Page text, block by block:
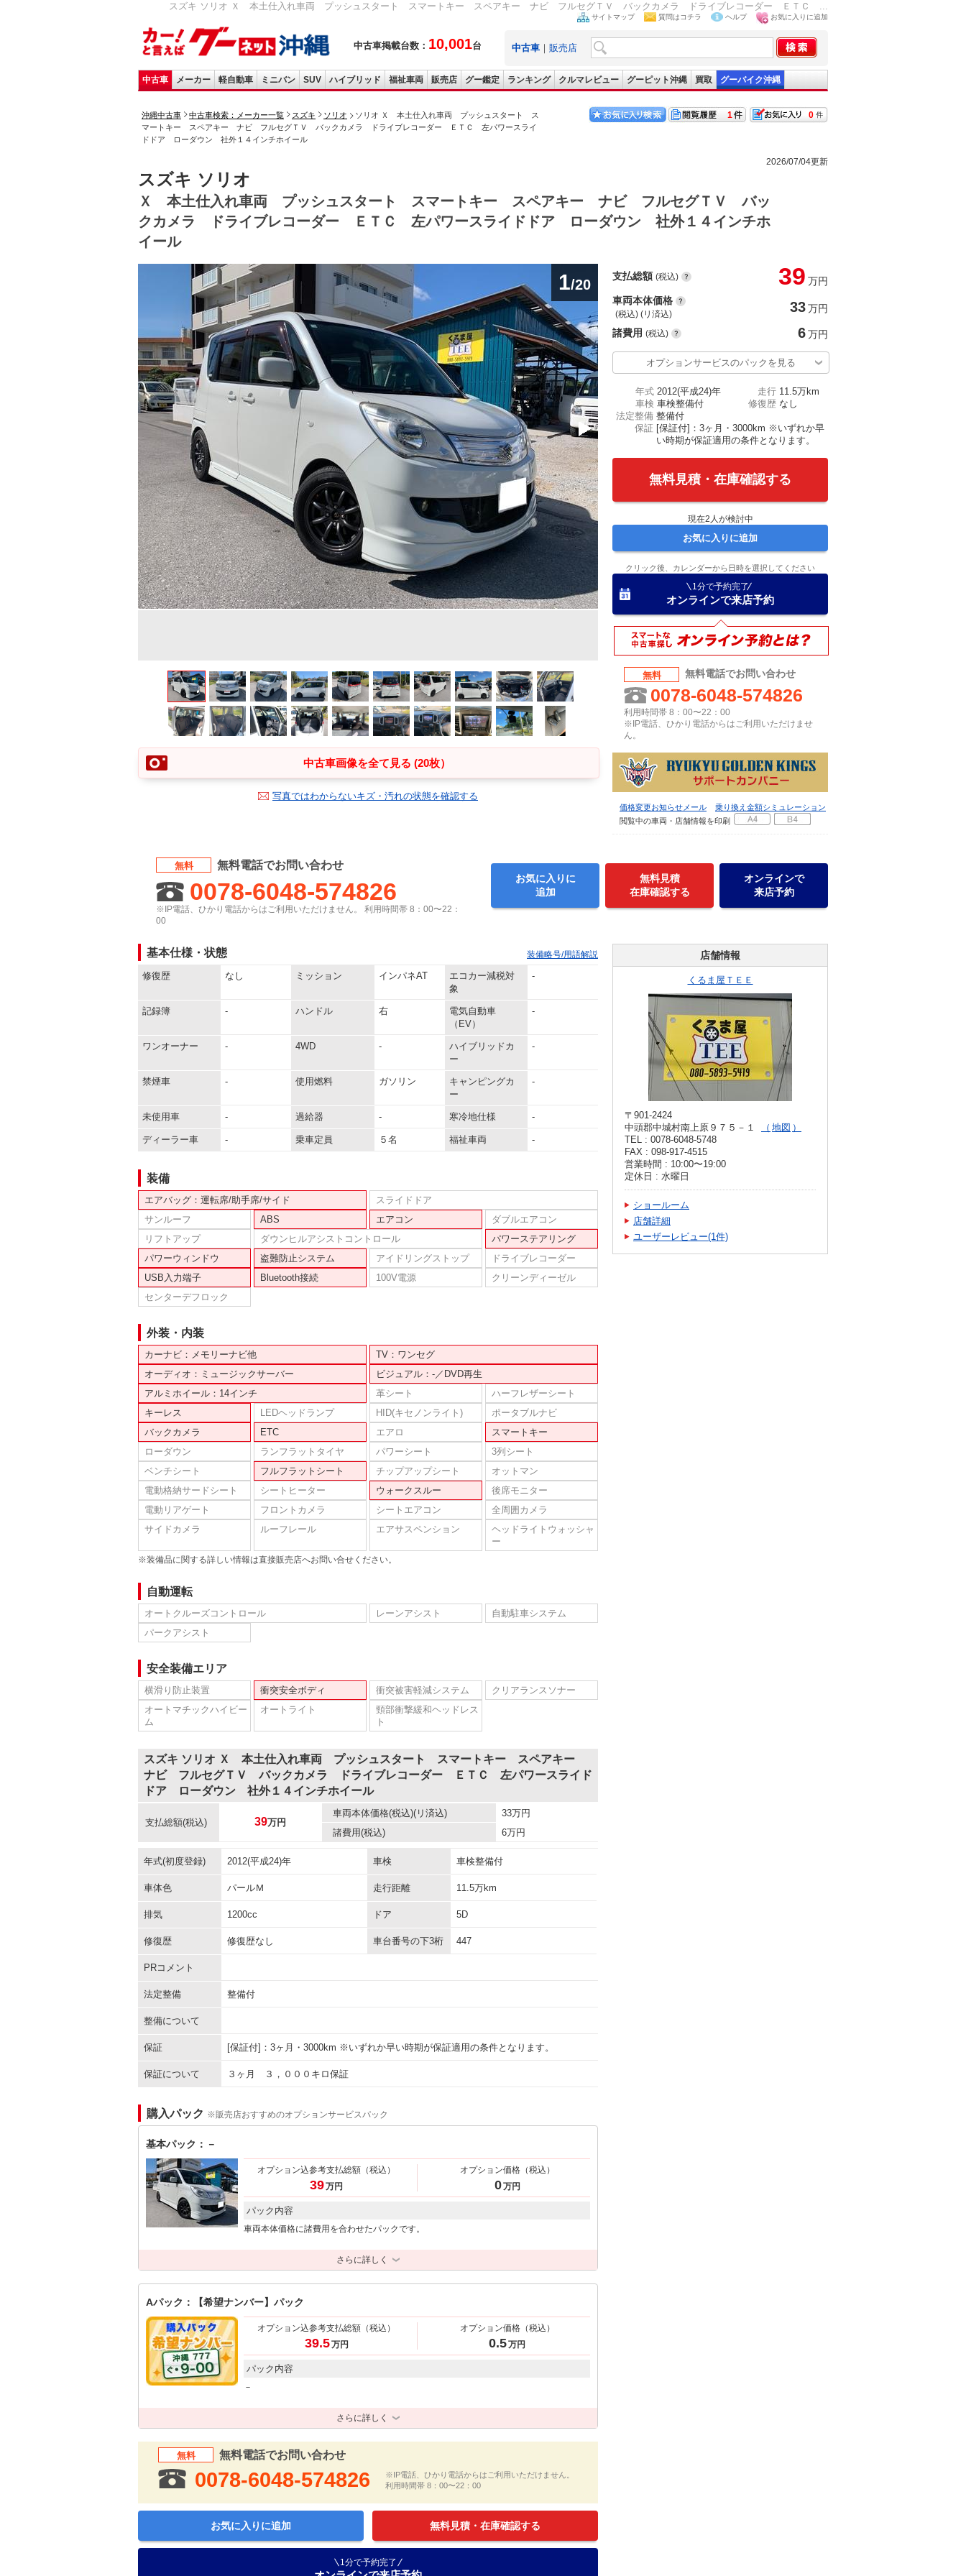
スズキ ソリオ Ｘ 本土仕入れ車両 プッシュスタート スマートキー スペアキー ナビ フルセグＴＶ バックカメラ ドライブレコーダー ＥＴＣ ...
中古車掲載台数： 10,001台
サイトマップ 質問はコチラ ヘルプ お気に入りに追加
中古車 ｜ 販売店
中古車 メーカー 軽自動車 ミニバン SUV ハイブリッド 福祉車両 販売店 グー鑑定 ランキング クルマレビュー グーピット沖縄 買取 グーバイク沖縄
沖縄中古車 中古車検索：メーカー一覧 スズキ ソリオ
ソリオ Ｘ 本土仕入れ車両 プッシュスタート ス
マートキー スペアキー ナビ フルセグＴＶ バックカメラ ドライブレコーダー ＥＴＣ 左パワースライ
ドドア ローダウン 社外１４インチホイール
0
1
2026/07/04更新
スズキ ソリオ
Ｘ 本土仕入れ車両 プッシュスタート スマートキー スペアキー ナビ フルセグＴＶ バッ
クカメラ ドライブレコーダー ＥＴＣ 左パワースライドドア ローダウン 社外１４インチホ
イール
1/20
中古車画像を全て見る (20枚）
写真ではわからないキズ・汚れの状態を確認する
支払総額 (税込) 39 万円
車両本体価格
(税込) (リ済込) 33万円
諸費用 (税込) 6万円
オプションサービスのパックを見る
年式 2012(平成24)年 走行 11.5万km
車検 車検整備付 修復歴 なし
法定整備 整備付
保証 [保証付]：3ヶ月・3000km ※いずれか早
い時期が保証適用の条件となります。
無料見積・在庫確認する
現在2 人が検討中
お気に入りに追加
クリック後、カレンダーから日時を選択してください
1分で予約完了
オンラインで来店予約
無料 無料電話でお問い合わせ
0078-6048-574826
利用時間帯 8：00〜22：00
※IP電話、ひかり電話からはご利用いただけませ
ん。
価格変更お知らせメール
乗り換え金額シミュレーション
閲覧中の車両・店舗情報を印刷
無料 無料電話でお問い合わせ
0078-6048-574826
※IP電話、ひかり電話からはご利用いただけません。 利用時間帯 8：00〜22：
00
お気に入りに
追加
無料見積
在庫確認する
オンラインで
来店予約
基本仕様・状態 装備略号/用語解説
修復歴 なし ミッション インパネAT
エコカー減税対
象
-
記録簿 - ハンドル 右
電気自動車
（EV）
-
ワンオーナー - 4WD -
ハイブリッドカ
ー
-
禁煙車 - 使用燃料 ガソリン
キャンピングカ
ー
-
未使用車 - 過給器 - 寒冷地仕様 -
ディーラー車 - 乗車定員 ５名 福祉車両 -
装備
エアバッグ：運転席/助手席/サイド
スライドドア
サンルーフ
ABS エアコン
ダブルエアコン
リフトアップ
ダウンヒルアシストコントロール
パワーステアリング
パワーウィンドウ
盗難防止システム アイドリングストップ
ドライブレコーダー
USB入力端子
Bluetooth接続 100V電源
クリーンディーゼル
センターデフロック
外装・内装
カーナビ：メモリーナビ他
TV：ワンセグ
オーディオ：ミュージックサーバー
ビジュアル：-／DVD再生
アルミホイール：14インチ
革シート
ハーフレザーシート
キーレス
LEDヘッドランプ HID(キセノンライト)
ポータブルナビ
バックカメラ
ETC エアロ
スマートキー
ローダウン
ランフラットタイヤ パワーシート
3列シート
ベンチシート
フルフラットシート チップアップシート
オットマン
電動格納サードシート
シートヒーター ウォークスルー
後席モニター
電動リアゲート
フロントカメラ シートエアコン
全周囲カメラ
サイドカメラ
ルーフレール エアサスペンション
ヘッドライトウォッシャ
ー
※装備品に関する詳しい情報は直接販売店へお問い合せください。
自動運転
オートクルーズコントロール レーンアシスト
自動駐車システム
パークアシスト
安全装備エリア
横滑り防止装置 衝突安全ボディ 衝突被害軽減システム
クリアランスソナー
オートマチックハイビー
ム
オートライト
頸部衝撃緩和ヘッドレス
ト
スズキ ソリオ Ｘ 本土仕入れ車両 プッシュスタート スマートキー スペアキー
ナビ フルセグＴＶ バックカメラ ドライブレコーダー ＥＴＣ 左パワースライド
ドア ローダウン 社外１４インチホイール
支払総額(税込) 39万円
車両本体価格(税込)(リ済込) 33万円
諸費用(税込) 6万円
年式(初度登録) 2012(平成24)年 車検 車検整備付
車体色 パールＭ 走行距離 11.5万km
排気 1200cc ドア 5D
修復歴 修復歴なし 車台番号の下3桁 447
PRコメント
法定整備 整備付
整備について
保証 [保証付]：3ヶ月・3000km ※いずれか早い時期が保証適用の条件となります。
保証について ３ヶ月 ３，０００キロ保証
購入パック ※販売店おすすめのオプションサービスパック
基本パック：－
オプション込参考支払総額 （税込）
39万円
オプション価格（税込）
0万円
パック内容
車両本体価格に諸費用を合わせたパックです。
さらに詳しく
Aパック：【希望ナンバー】パック
オプション込参考支払総額 （税込）
39.5万円
オプション価格（税込）
0.5万円
パック内容
－
さらに詳しく
無料 無料電話でお問い合わせ
0078-6048-574826
※IP電話、ひかり電話からはご利用いただけません。
利用時間帯 8：00〜22：00
お気に入りに追加 無料見積・在庫確認する
1分で予約完了
店舗情報
くるま屋ＴＥＥ
〒901-2424
中頭郡中城村南上原９７５－１
地図
TEL : 0078-6048-5748
FAX : 098-917-4515
営業時間 : 10:00〜19:00
定休日 : 水曜日
ショールーム
店舗詳細
ユーザーレビュー(1件)